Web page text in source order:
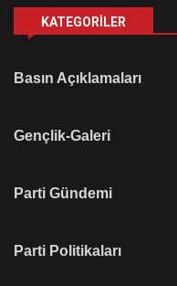
KATEGORILER
Basın Açıklamaları
Gençlik-Galeri
Parti Gündemi
Parti Politikaları